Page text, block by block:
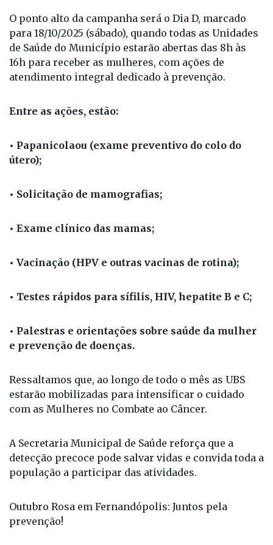
O ponto alto da campanha será o Dia D, marcado
para 18/10/2025 (sábado), quando todas as Unidades
de Saúde do Município estarão abertas das 8h às
16h para receber as mulheres, com ações de
atendimento integral dedicado à prevenção.
Entre as ações, estão:
• Papanicolaou (exame preventivo do colo do
útero);
• Solicitação de mamografias;
• Exame clínico das mamas;
• Vacinação (HPV e outras vacinas de rotina);
• Testes rápidos para sífilis, HIV, hepatite B e C;
• Palestras e orientações sobre saúde da mulher
e prevenção de doenças.
Ressaltamos que, ao longo de todo o mês as UBS
estarão mobilizadas para intensificar o cuidado
com as Mulheres no Combate ao Câncer.
A Secretaria Municipal de Saúde reforça que a
detecção precoce pode salvar vidas e convida toda a
população a participar das atividades.
Outubro Rosa em Fernandópolis: Juntos pela
prevenção!